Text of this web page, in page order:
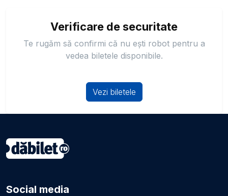
Verificare de securitate
Te rugăm să confirmi că nu ești robot pentru a
vedea biletele disponibile.
Vezi biletele
Social media